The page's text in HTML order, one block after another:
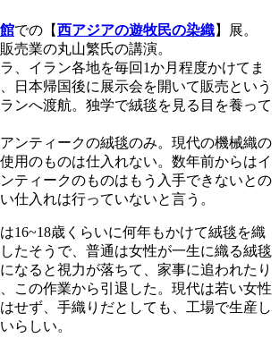
での【西アジアの遊牧民の染織】展。
売業の丸山繁氏の講演。
、イラン各地を毎回1か月程度かけてま
日本帰国後に展示会を開いて販売という
ンへ渡航。独学で絨毯を見る目を養って
ンティークの絨毯のみ。現代の機械織の
用のものは仕入れない。数年前からはイ
ティークのものはもう入手できないとの
仕入れは行っていないと言う。
16~18歳くらいに何年もかけて絨毯を織
たそうで、普通は女性が一生に織る絨毯
なると視力が落ちて、家事に追われたり
この作業から引退した。現代は若い女性
せず、手織りだとしても、工場で生産し
らしい。